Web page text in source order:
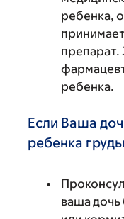
ребенка,
препарат.
ребенка.
Если Ваша
ребенка
ваша